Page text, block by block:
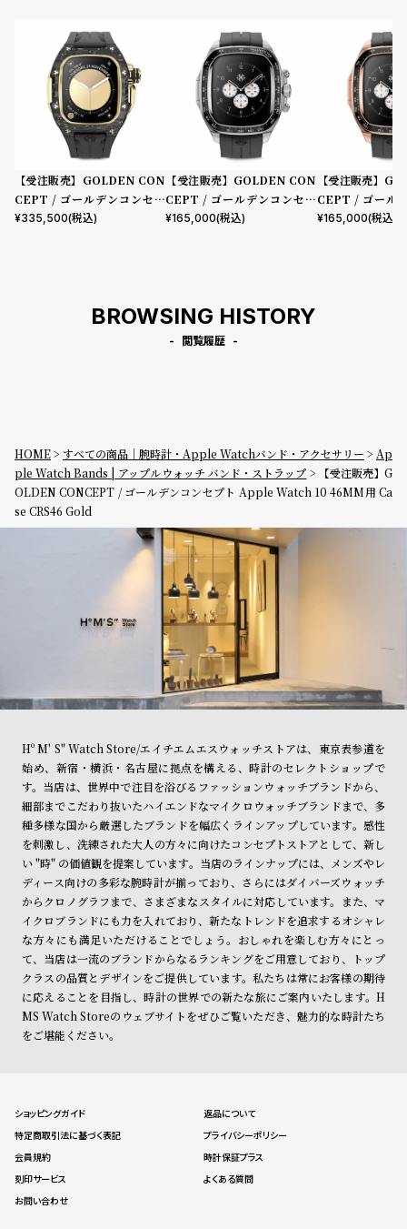
【受注販売】GOLDEN CON
CEPT / ゴールデンコンセプ
ト Apple Watch 10 46MM用
¥335,500(税込)
【受注販売】GOLDEN CON
CEPT / ゴールデンコンセプ
ト Apple Watch 10 46MM用
¥165,000(税込)
【受注販売】
CEPT / ゴール
ト Apple Watch
¥165,000(税込)
BROWSING HISTORY
閲覧履歴
HOME すべての商品｜腕時計・Apple Watchバンド・アクセサリー
Ap
ple Watch Bands | アップルウォッチ バンド・ストラップ
【受注販売】G
OLDEN CONCEPT / ゴールデンコンセプト Apple Watch 10 46MM用 Ca
se CRS46 Gold
Hº M' S" Watch Store/エイチエムエスウォッチストアは、東京表参道を
始め、新宿・横浜・名古屋に拠点を構える、時計のセレクトショップで
す。当店は、世界中で注目を浴びるファッションウォッチブランドから、
細部までこだわり抜いたハイエンドなマイクロウォッチブランドまで、多
種多様な国から厳選したブランドを幅広くラインアップしています。感性
を刺激し、洗練された大人の方々に向けたコンセプトストアとして、新し
い "時" の価値観を提案しています。当店のラインナップには、メンズやレ
ディース向けの多彩な腕時計が揃っており、さらにはダイバーズウォッチ
からクロノグラフまで、さまざまなスタイルに対応しています。また、マ
イクロブランドにも力を入れており、新たなトレンドを追求するオシャレ
な方々にも満足いただけることでしょう。おしゃれを楽しむ方々にとっ
て、当店は一流のブランドからなるランキングをご用意しており、トップ
クラスの品質とデザインをご提供しています。私たちは常にお客様の期待
に応えることを目指し、時計の世界での新たな旅にご案内いたします。H
MS Watch Storeのウェブサイトをぜひご覧いただき、魅力的な時計たち
をご堪能ください。
ショッピングガイド
返品について
特定商取引法に基づく表記
プライバシーポリシー
会員規約
時計保証プラス
刻印サービス
よくある質問
お問い合わせ